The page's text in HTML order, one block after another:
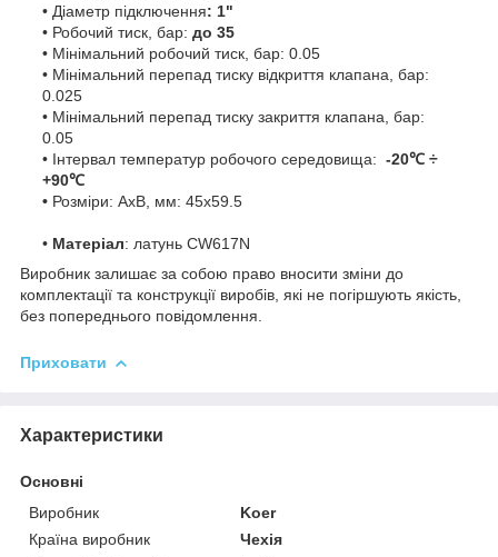
• Діаметр підключення: 1"
• Робочий тиск, бар: до 35
• Мінімальний робочий тиск, бар: 0.05
• Мінімальний перепад тиску відкриття клапана, бар:
0.025
• Мінімальний перепад тиску закриття клапана, бар:
0.05
• Інтервал температур робочого середовища: -20℃ ÷
+90℃
• Розміри: АхВ, мм: 45х59.5
• Матеріал: латунь CW617N
Виробник залишає за собою право вносити зміни до
комплектації та конструкції виробів, які не погіршують якість,
без попереднього повідомлення.
Приховати
Характеристики
Основні
Виробник
Koer
Країна виробник
Чехія